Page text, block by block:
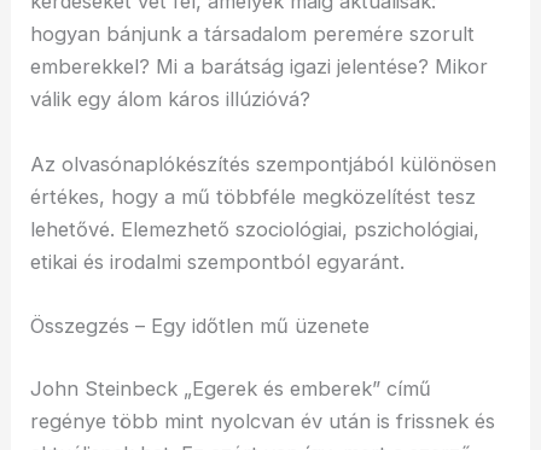
hogyan bánjunk a társadalom peremére szorult
emberekkel? Mi a barátság igazi jelentése? Mikor
válik egy álom káros illúzióvá?
Az olvasónaplókészítés szempontjából különösen
értékes, hogy a mű többféle megközelítést tesz
lehetővé. Elemezhető szociológiai, pszichológiai,
etikai és irodalmi szempontból egyaránt.
Összegzés – Egy időtlen mű üzenete
John Steinbeck „Egerek és emberek” című
regénye több mint nyolcvan év után is frissnek és